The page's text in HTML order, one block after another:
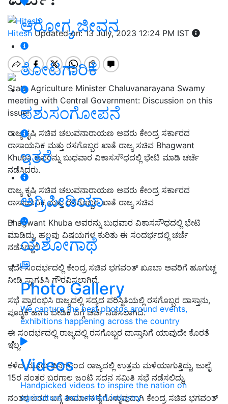
ಆರೋಗ್ಯ ಜೀವನ
ತೋಟಗಾರಿಕೆ
ಪಶುಸಂಗೋಪನೆ
ಇತರೆ
ಅಗ್ರಿಪೀಡಿಯಾ
ಯಶೋಗಾಥೆ
Photo Gallery
We capture the best photos around events,
exhibitions happening across the country
Videos
Handpicked videos to inspire the nation on
agriculture and related industry
Hitesh Updated on: 13 July, 2023 12:24 PM IST
State Agriculture Minister Chaluvanarayana Swamy
meeting with Central Government: Discussion on this
issue!
ರಾಜ್ಯ ಕೃಷಿ ಸಚಿವ ಚಲುವನಾರಾಯಣ ಅವರು ಕೇಂದ್ರ ಸರ್ಕಾರದ
ರಾಸಾಯನಿಕ ಮತ್ತು ರಸಗೊಬ್ಬರ ಖಾತೆ ರಾಜ್ಯ ಸಚಿವ Bhagwant
Khuba ಅವರನ್ನು ಬುಧವಾರ ವಿಕಾಸಸೌಧದಲ್ಲಿ ಭೇಟಿ ಮಾಡಿ ಚರ್ಚೆ
ನಡೆಸಿದರು.
ರಾಜ್ಯ ಕೃಷಿ ಸಚಿವ ಚಲುವನಾರಾಯಣ ಅವರು ಕೇಂದ್ರ ಸರ್ಕಾರದ
ರಾಸಾಯನಿಕ ಮತ್ತು ರಸಗೊಬ್ಬರ ಖಾತೆ ರಾಜ್ಯ ಸಚಿವ
Bhagwant Khuba ಅವರನ್ನು ಬುಧವಾರ ವಿಕಾಸಸೌಧದಲ್ಲಿ ಭೇಟಿ
ಮಾಡಿದ್ದು, ಹಲವು ವಿಷಯಗಳ ಕುರಿತು ಈ ಸಂದರ್ಭದಲ್ಲಿ ಚರ್ಚೆ
ನಡೆಸಿದ್ದಾರೆ.
ಇದೇಸಂದರ್ಭದಲ್ಲಿ ಕೇಂದ್ರ ಸಚಿವ ಭಗವಂತ್ ಖೂಬಾ ಅವರಿಗೆ ಹೂಗುಚ್ಚ
ನೀಡಿ ಸ್ವಾಗತಿಸಿ ಗೌರವಿಸಲಾಗಿದೆ.
ಸಭೆ ಪ್ರಾರಂಭಿಸಿ ರಾಜ್ಯದಲ್ಲಿ ಸದ್ಯದ ಪರಿಸ್ಥಿತಿಯಲ್ಲಿ ರಸಗೊಬ್ಬರ ದಾಸ್ತಾನು,
ಪೂರೈಕೆ ಹಾಗು ಬೇಡಿಕೆ ಬಗ್ಗೆ ಚರ್ಚೆ ನಡೆಸಲಾಗಿದೆ.
ಈ ಸಂದರ್ಭದಲ್ಲಿ ರಾಜ್ಯದಲ್ಲಿ ರಸಗೊಬ್ಬರ ದಾಸ್ತಾನಿಗೆ ಯಾವುದೇ ಕೊರತೆ
ಇಲ್ಲ.
ಕಳೆದ ಮೂರು ದಿನಗಳಿಂದ ರಾಜ್ಯದಲ್ಲಿ ಉತ್ತಮ ಮಳೆಯಾಗುತ್ತಿದ್ದು, ಜುಲೈ
15ರ ನಂತರ ಬರಗಾಲ ಜಂಟಿ ಸದನ ಸಮಿತಿ ಸಭೆ ನಡೆಸಲಿದ್ದು,
ನಂತರ ಬರದ ಬಗ್ಗೆ ತೀರ್ಮಾನ ಕೈಗೊಳ್ಳುವುದಾಗಿ ಕೇಂದ್ರ ಸಚಿವ ಭಗವಂತ್